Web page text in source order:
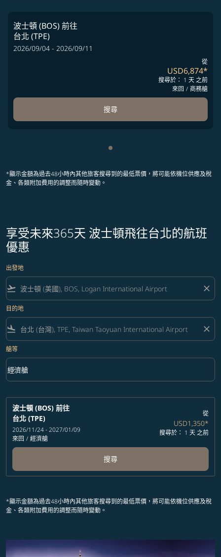
波士頓 (BOS)前往
台北 (TPE)
2026/09/04 - 2026/09/11
從
USD6,874*
搜尋於： 1 天 之前
來回 / 商務艙
搜尋
顯示 cmp-pagination-
*顯示金額為過去48小時內其他旅客搜尋到的最低票價，將可能依機位供應及稅
金、各類附加費用的調整而隨時變動。
享受未來365天 波士頓飛往台北的航班
優惠
出發地
flight_takeoff close
目的地
flight_land close
艙等
艙等 option 經濟艙 Selected
經濟艙
keyboard_arrow_down
波士頓 (BOS) 前往
台北 (TPE)
2026/11/24 - 2027/01/09
來回 / 經濟艙
從
USD1,350*
搜尋於： 1 天 之前
搜尋
*顯示金額為過去48小時內其他旅客搜尋到的最低票價，將可能依機位供應及稅
金、各類附加費用的調整而隨時變動。